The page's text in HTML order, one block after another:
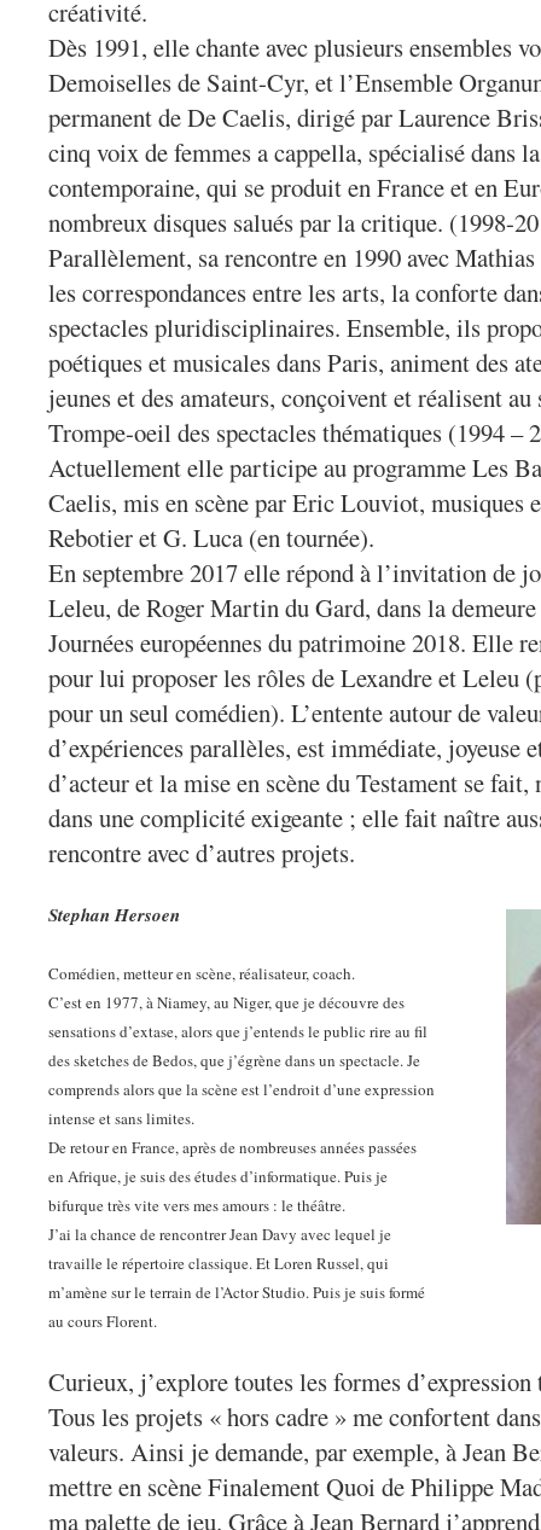
créativité.
Dès 1991, elle chante avec plusieurs ensembles
Demoiselles de Saint-Cyr, et l’Ensemble
permanent de De Caelis, dirigé par Laurence
cinq voix de femmes a cappella, spécialisé dans
contemporaine, qui se produit en France et en
nombreux disques salués par la critique. (1998-
Parallèlement, sa rencontre en 1990 avec
les correspondances entre les arts, la conforte
spectacles pluridisciplinaires. Ensemble, ils
poétiques et musicales dans Paris, animent des
jeunes et des amateurs, conçoivent et réalisent
Trompe-oeil des spectacles thématiques (1994 –
Actuellement elle participe au programme Les
Caelis, mis en scène par Eric Louviot, musiques
Rebotier et G. Luca (en tournée).
En septembre 2017 elle répond à l’invitation de
Leleu, de Roger Martin du Gard, dans la
Journées européennes du patrimoine 2018. Elle
pour lui proposer les rôles de Lexandre et Leleu
pour un seul comédien). L’entente autour de
d’expériences parallèles, est immédiate, joyeuse
d’acteur et la mise en scène du Testament se
dans une complicité exigeante ; elle fait naître
rencontre avec d’autres projets.
Stephan Hersoen
Comédien, metteur en scène, réalisateur, coach.
C’est en 1977, à Niamey, au Niger, que je découvre des
sensations d’extase, alors que j’entends le public rire au fil
des sketches de Bedos, que j’égrène dans un spectacle. Je
comprends alors que la scène est l’endroit d’une expression
intense et sans limites.
De retour en France, après de nombreuses années passées
en Afrique, je suis des études d’informatique. Puis je
bifurque très vite vers mes amours : le théâtre.
J’ai la chance de rencontrer Jean Davy avec lequel je
travaille le répertoire classique. Et Loren Russel, qui
m’amène sur le terrain de l’Actor Studio. Puis je suis formé
au cours Florent.
Curieux, j’explore toutes les formes d’expression
Tous les projets « hors cadre » me confortent
valeurs. Ainsi je demande, par exemple, à Jean
mettre en scène Finalement Quoi de Philippe
ma palette de jeu. Grâce à Jean Bernard